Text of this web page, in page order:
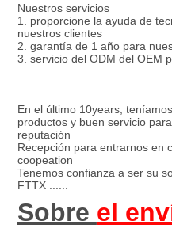
Nuestros servicios
1. proporcione la ayuda de
nuestros clientes
2. garantía de 1 año para
3. servicio del ODM del OEM
En el último 10years,
productos y buen servicio
reputación
Recepción para entrarnos en
coopeation
Tenemos confianza a ser su
FTTX ......
Sobre el